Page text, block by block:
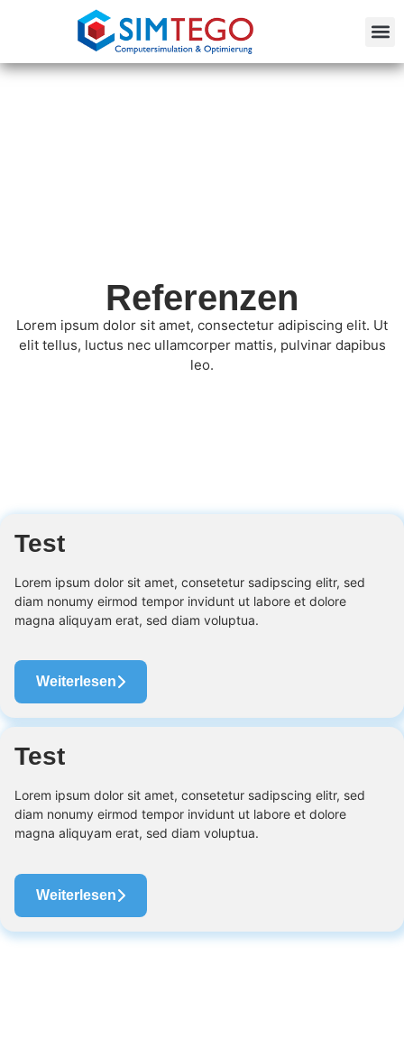
Referenzen
Lorem ipsum dolor sit amet, consectetur adipiscing elit. Ut
elit tellus, luctus nec ullamcorper mattis, pulvinar dapibus
leo.
Test
Lorem ipsum dolor sit amet, consetetur sadipscing elitr, sed
diam nonumy eirmod tempor invidunt ut labore et dolore
magna aliquyam erat, sed diam voluptua.
Weiterlesen
Test
Lorem ipsum dolor sit amet, consetetur sadipscing elitr, sed
diam nonumy eirmod tempor invidunt ut labore et dolore
magna aliquyam erat, sed diam voluptua.
Weiterlesen